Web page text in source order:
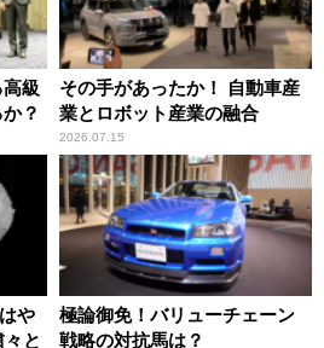
級
？
その手があったか！ 自動車産
業とロボット産業の融合
2026.07.15
や
と
極論御免！バリューチェーン
戦略の対抗馬は？